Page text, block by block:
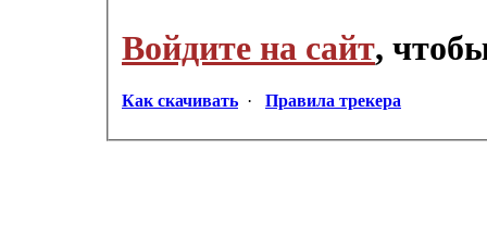
Войдите на сайт,
Как скачивать · Правила трекера